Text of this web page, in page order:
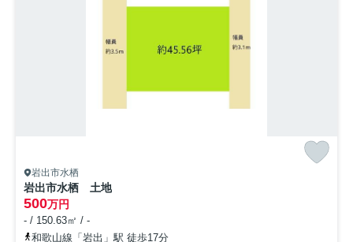
岩出市水栖
岩出市水栖 土地
500万円
- / 150.63㎡ / -
和歌山線「岩出」駅 徒歩17分